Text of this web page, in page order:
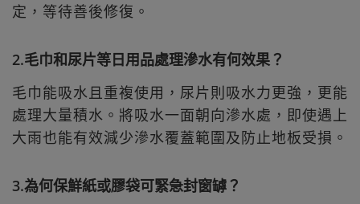
定，等待善後修復。
2.毛巾和尿片等日用品處理滲水有何效果？
毛巾能吸水且重複使用，尿片則吸水力更強，更能
處理大量積水。將吸水一面朝向滲水處，即使遇上
大雨也能有效減少滲水覆蓋範圍及防止地板受損。
3.為何保鮮紙或膠袋可緊急封窗罅？